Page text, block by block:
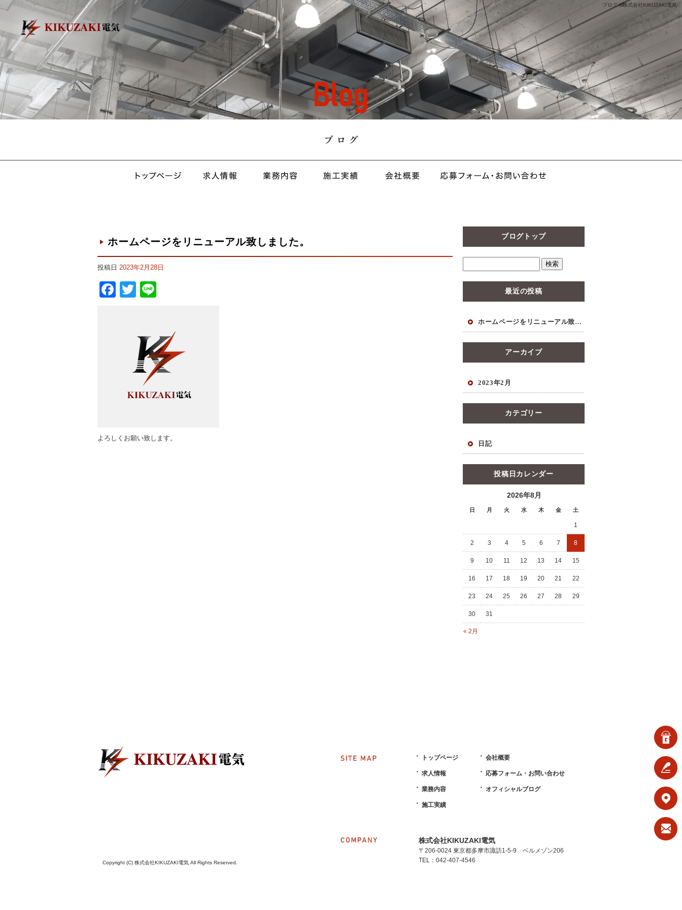
ブログ｜株式会社KIKUZAKI電気
ホームページをリニューアル致しました。
投稿日 2023年2月28日
Facebook
Twitter
よろしくお願い致します。
ブログトップ
最近の投稿
ホームページをリニューアル致しました。
アーカイブ
2023年2月
カテゴリー
日記
投稿日カレンダー
2026年8月
日 月 火 水 木 金 土
« 2月
1
2 3 4 5 6 7 8
9 10 11 12 13 14 15
16 17 18 19 20 21 22
23 24 25 26 27 28 29
30 31
トップページ
求人情報
業務内容
施工実績
会社概要
応募フォーム・お問い合わせ
オフィシャルブログ
株式会社KIKUZAKI電気
〒206-0024 東京都多摩市諏訪1-5-9 ベルメゾン206
TEL：042-407-4546
Copyright (C) 株式会社KIKUZAKI電気 All Rights Reserved.